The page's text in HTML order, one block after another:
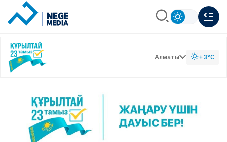
Алматы +3°C